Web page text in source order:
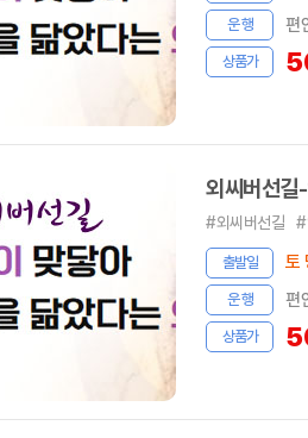
운 행 편
상품가
외씨버선길
#외씨버선길 #
출발일 토
운 행 편
상품가